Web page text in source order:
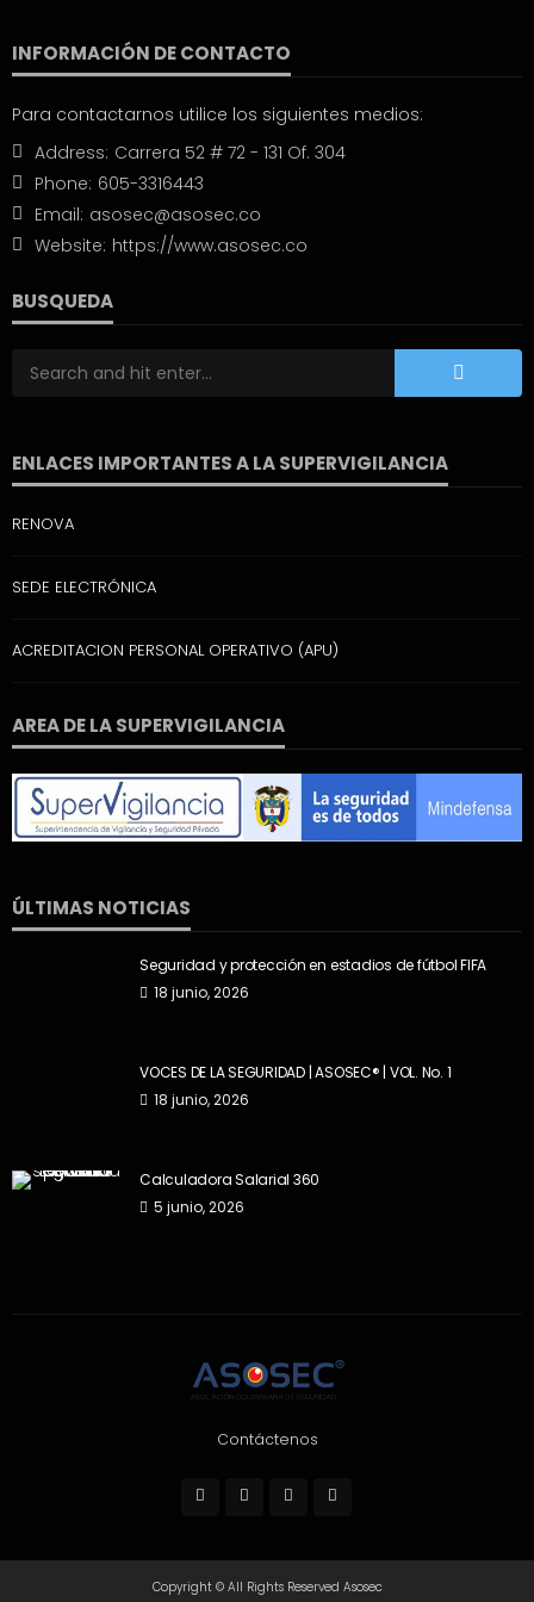
INFORMACIÓN DE CONTACTO
Para contactarnos utilice los siguientes medios:
Address: Carrera 52 # 72 - 131 Of. 304
Phone: 605-3316443
Email: asosec@asosec.co
Website: https://www.asosec.co
BUSQUEDA
ENLACES IMPORTANTES A LA SUPERVIGILANCIA
RENOVA
SEDE ELECTRÓNICA
ACREDITACION PERSONAL OPERATIVO (APU)
AREA DE LA SUPERVIGILANCIA
ÚLTIMAS NOTICIAS
Seguridad y protección en estadios de fútbol FIFA
18 junio, 2026
VOCES DE LA SEGURIDAD | ASOSEC® | VOL. No. 1
18 junio, 2026
Calculadora Salarial 360
5 junio, 2026
Contáctenos
Copyright © All Rights Reserved Asosec